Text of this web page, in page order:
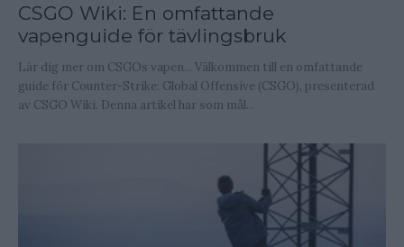
CSGO Wiki: En omfattande
vapenguide för tävlingsbruk
Lär dig mer om CSGOs vapen... Välkommen till en omfattande
guide för Counter-Strike: Global Offensive (CSGO), presenterad
av CSGO Wiki. Denna artikel har som mål...